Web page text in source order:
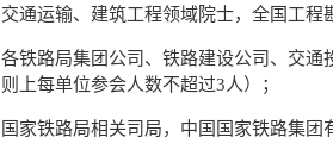
交通运输、建筑工程领域院士，全国工
各铁路局集团公司、铁路建设公司、交
则上每单位参会人数不超过3人）；
国家铁路局相关司局，中国国家铁路集团